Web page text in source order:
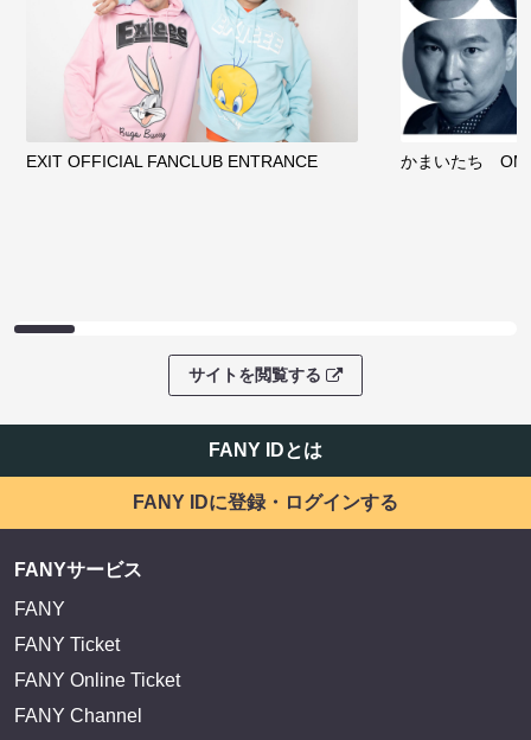
EXIT OFFICIAL FANCLUB ENTRANCE かまいたち
サイトを閲覧する
FANY IDとは
FANY IDに登録・ログインする
FANYサービス
FANY
FANY Ticket
FANY Online Ticket
FANY Channel